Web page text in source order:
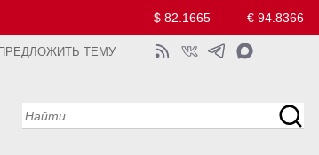
$ 82.1665 € 94.8366
ПРЕДЛОЖИТЬ ТЕМУ